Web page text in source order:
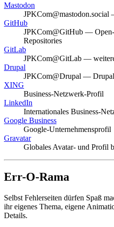
Mastodon
GitHub
JPKCom@GitHub —
Repositories
GitLab
JPKCom@GitLab —
Drupal
JPKCom@Drupal —
XING
Business-Netzwerk-Profil
LinkedIn
Internationales Business-
Google Business
Google-Unternehmensprofil
Gravatar
Globales Avatar- und Profil
Err-O-Rama
Selbst Fehlerseiten dürfen Spaß
ihr eigenes Thema, eigene
Details.